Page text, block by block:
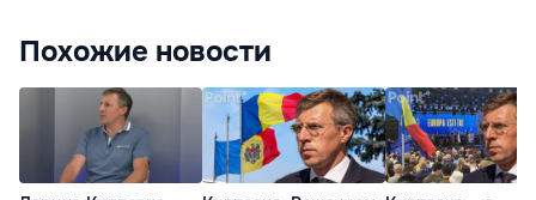
Похожие новости